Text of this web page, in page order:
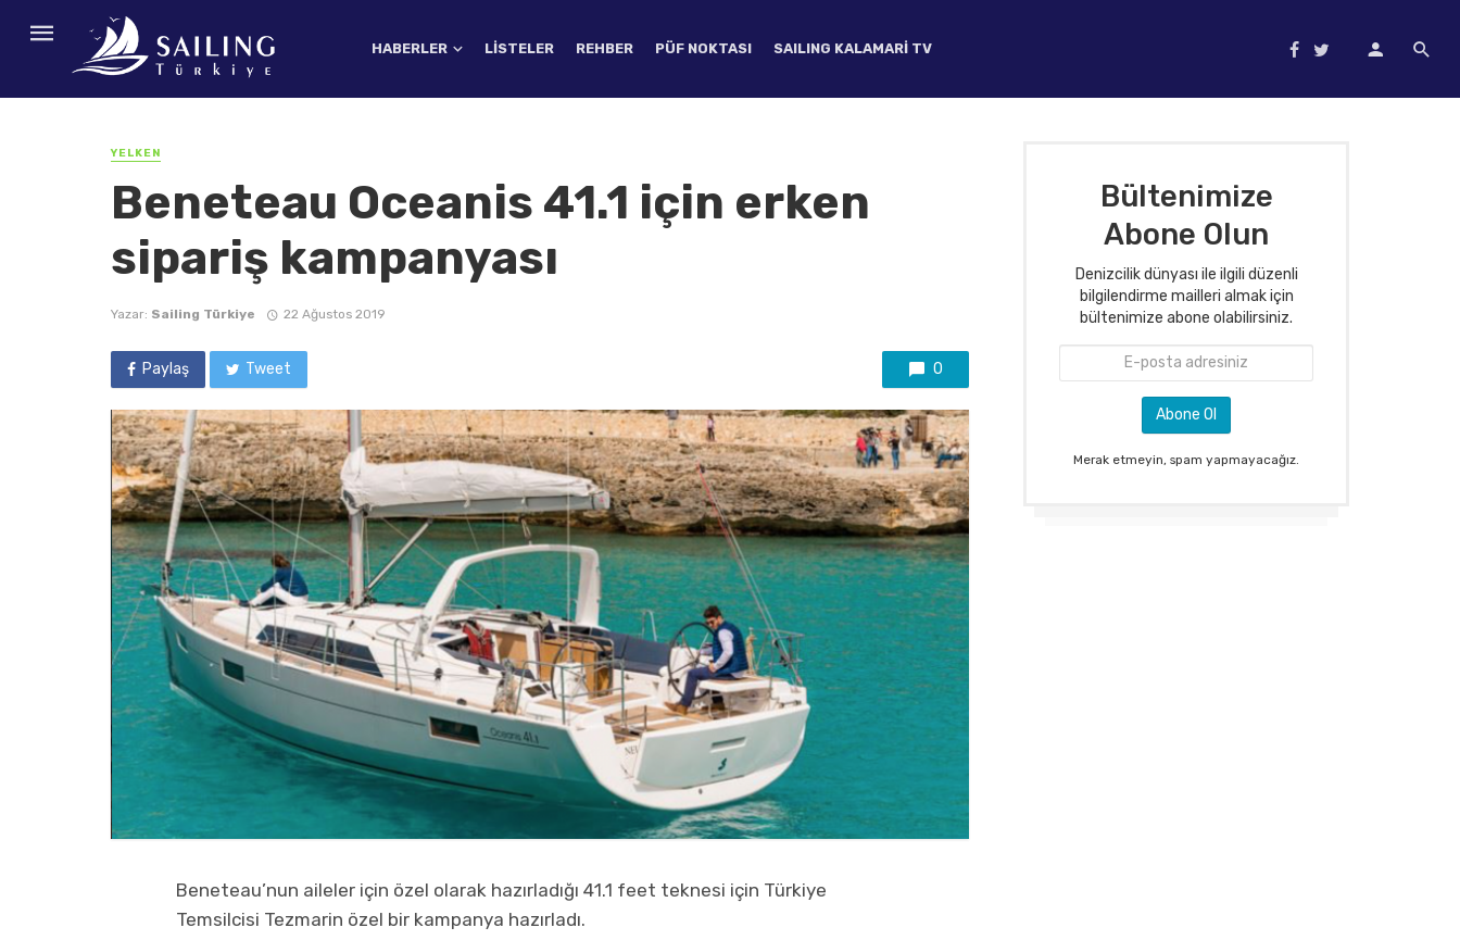
HABERLER LISTELER REHBER PÜF NOKTASI SAILING KALAMARI TV
YELKEN
Beneteau Oceanis 41.1 için erken
sipariş kampanyası
Yazar: Sailing Türkiye 22 Ağustos 2019
Paylaş Tweet 0
Beneteau’nun aileler için özel olarak hazırladığı 41.1 feet teknesi için Türkiye
Temsilcisi Tezmarin özel bir kampanya hazırladı.
Bültenimize
Abone Olun
Denizcilik dünyası ile ilgili düzenli
bilgilendirme mailleri almak için
bültenimize abone olabilirsiniz.
Merak etmeyin, spam yapmayacağız.